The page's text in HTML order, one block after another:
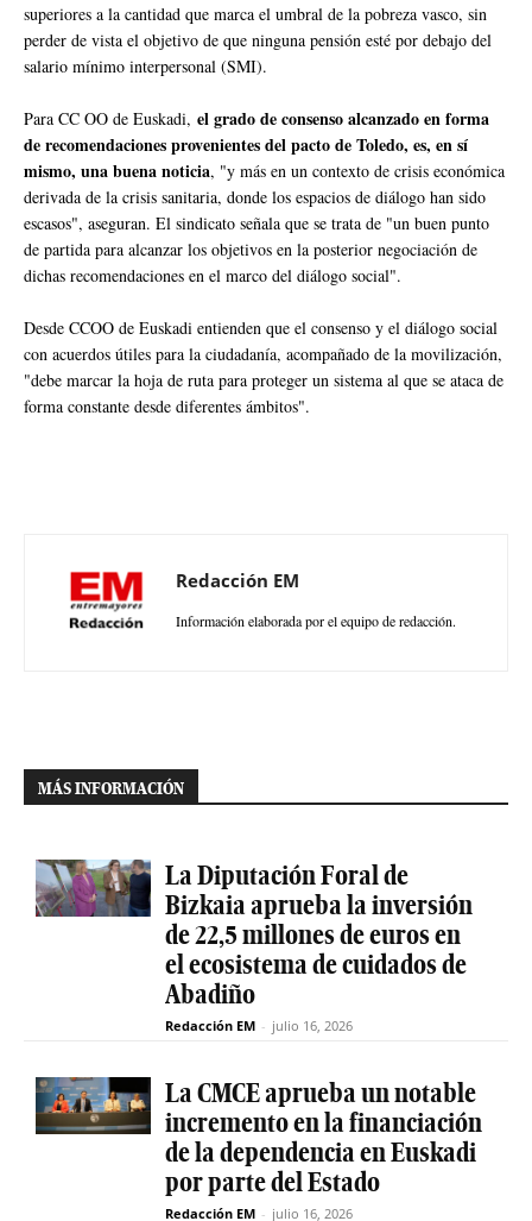
superiores a la cantidad que marca el umbral de la pobreza vasco, sin
perder de vista el objetivo de que ninguna pensión esté por debajo del
salario mínimo interpersonal (SMI).
Para CC OO de Euskadi, el grado de consenso alcanzado en forma
de recomendaciones provenientes del pacto de Toledo, es, en sí
mismo, una buena noticia, "y más en un contexto de crisis económica
derivada de la crisis sanitaria, donde los espacios de diálogo han sido
escasos", aseguran. El sindicato señala que se trata de "un buen punto
de partida para alcanzar los objetivos en la posterior negociación de
dichas recomendaciones en el marco del diálogo social".
Desde CCOO de Euskadi entienden que el consenso y el diálogo social
con acuerdos útiles para la ciudadanía, acompañado de la movilización,
"debe marcar la hoja de ruta para proteger un sistema al que se ataca de
forma constante desde diferentes ámbitos".
Redacción EM
Información elaborada por el equipo de redacción.
MÁS INFORMACIÓN
La Diputación Foral de
Bizkaia aprueba la inversión
de 22,5 millones de euros en
el ecosistema de cuidados de
Abadiño
Redacción EM - julio 16, 2026
La CMCE aprueba un notable
incremento en la financiación
de la dependencia en Euskadi
por parte del Estado
Redacción EM - julio 16, 2026